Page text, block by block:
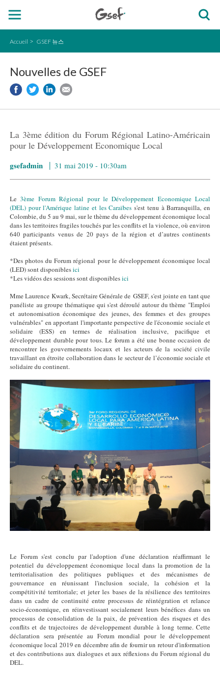
Accueil GSEF 뉴스
Nouvelles de GSEF
La 3ème édition du Forum Régional Latino-Américain
pour le Développement Economique Local
gsefadmin 31 mai 2019 - 10:30am
Le3ème Forum Régional pour le Développement Economique Local
(DEL) pour l'Amérique latine et les Caraïbes s'est tenu à Barranquilla, en
Colombie, du 5 au 9 mai, sur le thème du développement économique local
dans les territoires fragiles touchés par les conflits et la violence, où environ
640 participants venus de 20 pays de la région et d’autres continents
étaient présents.
*Des photos du Forum régional pour le développement économique local
(LED) sont disponiblesici
*Les vidéos des sessions sont disponiblesici
Mme Laurence Kwark, Secrétaire Générale de GSEF, s'est jointe en tant que
panéliste au groupe thématique qui s'est déroulé autour du thème "Emploi
et autonomisation économique des jeunes, des femmes et des groupes
vulnérables" en apportant l'importante perspective de l'économie sociale et
solidaire (ESS) en termes de réalisation inclusive, pacifique et
développement durable pour tous. Le forum a été une bonne occasion de
rencontrer les gouvernements locaux et les acteurs de la société civile
travaillant en étroite collaboration dans le secteur de l’économie sociale et
solidaire du continent.
LED.PNG
Le Forum s'est conclu par l'adoption d'une déclaration réaffirmant le
potentiel du développement économique local dans la promotion de la
territorialisation des politiques publiques et des mécanismes de
gouvernance en réunissant l'inclusion sociale, la cohésion et la
compétitivité territoriale; et jeter les bases de la résilience des territoires
dans un cadre de continuité entre processus de réintégration et relance
socio-économique, en réinvestissant socialement leurs bénéfices dans un
processus de consolidation de la paix, de prévention des risques et des
conflits et de trajectoires de développement durable à long terme. Cette
déclaration sera présentée au Forum mondial pour le développement
économique local 2019 en décembre afin de fournir un retour d'information
et des contributions aux dialogues et aux réflexions du Forum régional du
DEL.